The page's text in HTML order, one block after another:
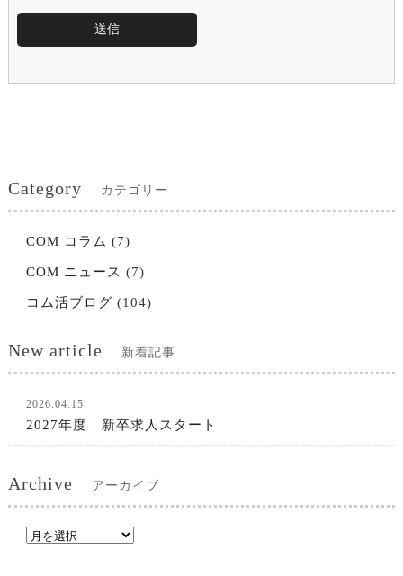
Category カテゴリー
COM コラム (7)
COM ニュース (7)
コム活ブログ (104)
New article 新着記事
2026.04.15:
2027年度 新卒求人スタート
Archive アーカイブ